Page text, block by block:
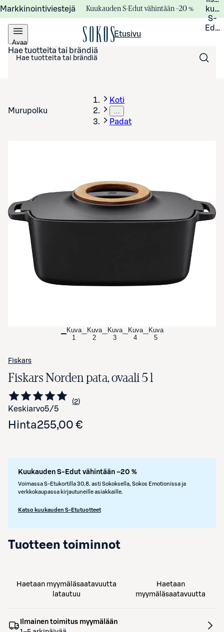
Markkinointiviestejä Kuukauden S-Edut vähintään –20 %
S-
Avaa
valikko
Etusivu
Hae tuotteita tai brändiä
Murupolku
Koti
…
Padat
Kuva
1
Kuva
2
Kuva
3
Kuva
4
Kuva
5
Fiskars
Fiskars Norden pata, ovaali 5 l
Keskiarvo5/5 Siirry arvioihin
2
kappaletta
Hinta255,00 €
Kuukauden S-Edut vähintään –20 %
Voimassa S-Etukortilla 30.8. asti Sokoksella, Sokos Emotionissa ja
verkkokaupassa kirjautuneille asiakkaille.
Katso kuukauden S-Etutuotteet
Tuotteen toiminnot
Haetaan myymäläsaatavuutta
latautuu
Haetaan
myymäläsaatavuutta
Ilmainen toimitus myymälään